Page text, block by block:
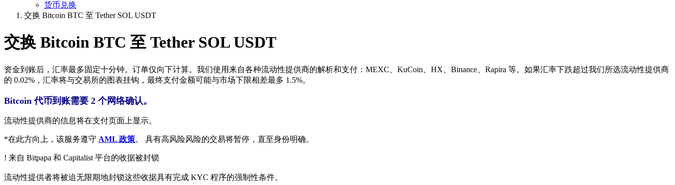
货币兑换
交换 Bitcoin BTC 至 Tether SOL USDT
交换 Bitcoin BTC 至 Tether SOL USDT
资金到账后，汇率最多固定十分钟。订单仅向下计算。我们使用来自各种流动性提供商的解析和支付：MEXC、KuCoin、HX、Binance、Rapira 等。如果汇率下跌超过我们所选流动性提供商
的 0.02%，汇率将与交易所的图表挂钩，最终支付金额可能与市场下限相差最多 1.5%。
Bitcoin 代币到账需要 2 个网络确认。
流动性提供商的信息将在支付页面上显示。
*在此方向上，该服务遵守 AML 政策。 具有高风险风险的交易将暂停，直至身份明确。
! 来自 Bitpapa 和 Capitalist 平台的收据被封锁
流动性提供者将被迫无限期地封锁这些收据具有完成 KYC 程序的强制性条件。